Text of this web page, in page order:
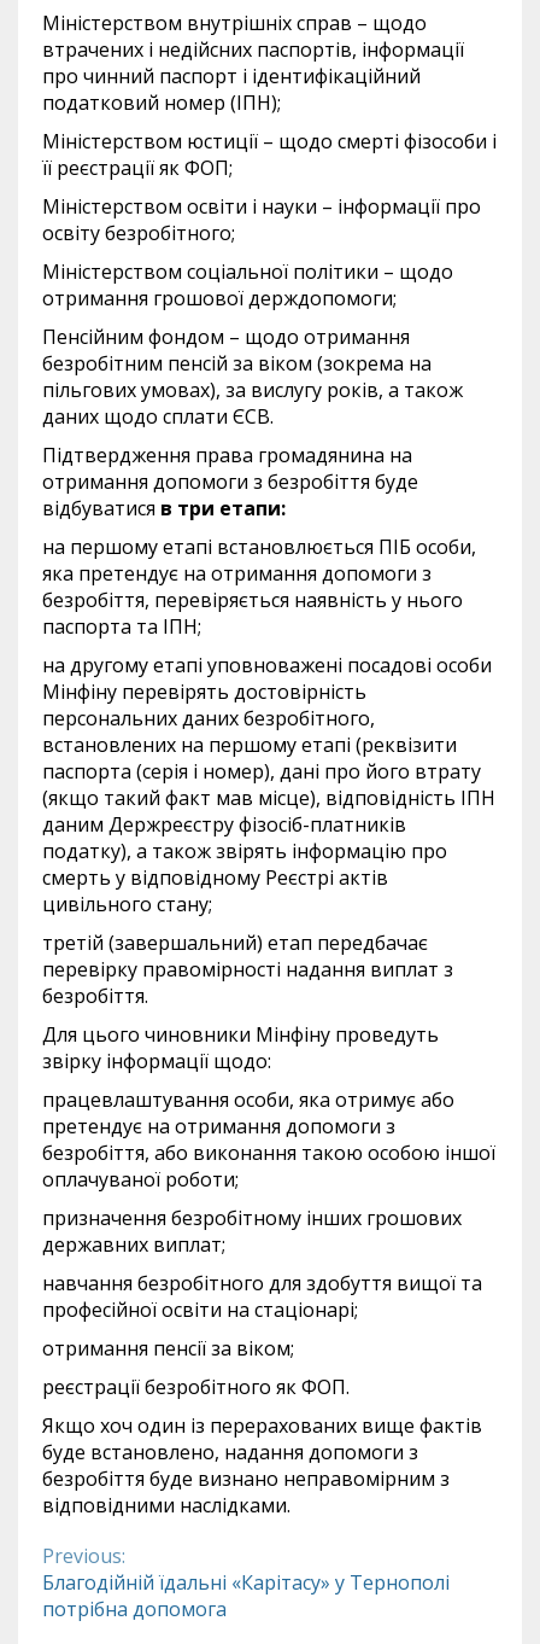
Міністерством внутрішніх справ – щодо
втрачених і недійсних паспортів, інформації
про чинний паспорт і ідентифікаційний
податковий номер (ІПН);
Міністерством юстиції – щодо смерті фізособи і
її реєстрації як ФОП;
Міністерством освіти і науки – інформації про
освіту безробітного;
Міністерством соціальної політики – щодо
отримання грошової держдопомоги;
Пенсійним фондом – щодо отримання
безробітним пенсій за віком (зокрема на
пільгових умовах), за вислугу років, а також
даних щодо сплати ЄСВ.
Підтвердження права громадянина на
отримання допомоги з безробіття буде
відбуватися в три етапи:
на першому етапі встановлюється ПІБ особи,
яка претендує на отримання допомоги з
безробіття, перевіряється наявність у нього
паспорта та ІПН;
на другому етапі уповноважені посадові особи
Мінфіну перевірять достовірність
персональних даних безробітного,
встановлених на першому етапі (реквізити
паспорта (серія і номер), дані про його втрату
(якщо такий факт мав місце), відповідність ІПН
даним Держреєстру фізосіб-платників
податку), а також звірять інформацію про
смерть у відповідному Реєстрі актів
цивільного стану;
третій (завершальний) етап передбачає
перевірку правомірності надання виплат з
безробіття.
Для цього чиновники Мінфіну проведуть
звірку інформації щодо:
працевлаштування особи, яка отримує або
претендує на отримання допомоги з
безробіття, або виконання такою особою іншої
оплачуваної роботи;
призначення безробітному інших грошових
державних виплат;
навчання безробітного для здобуття вищої та
професійної освіти на стаціонарі;
отримання пенсії за віком;
реєстрації безробітного як ФОП.
Якщо хоч один із перерахованих вище фактів
буде встановлено, надання допомоги з
безробіття буде визнано неправомірним з
відповідними наслідками.
Continue
Reading
Previous:
Благодійній їдальні «Карітасу» у Тернополі
потрібна допомога